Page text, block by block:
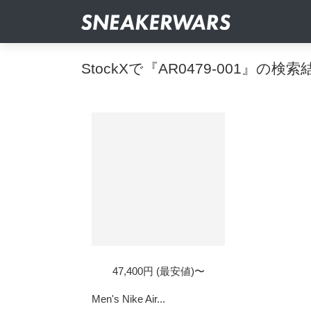
StockXで『AR0479-001』の検索
47,400円 (最安値)〜
Men's Nike Air...